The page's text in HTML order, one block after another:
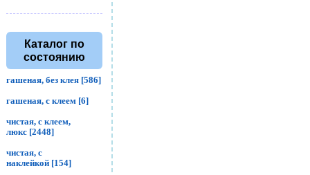
Каталог по
состоянию
гашеная, без клея [586]
гашеная, с клеем [6]
чистая, с клеем,
люкс [2448]
чистая, с
наклейкой [154]